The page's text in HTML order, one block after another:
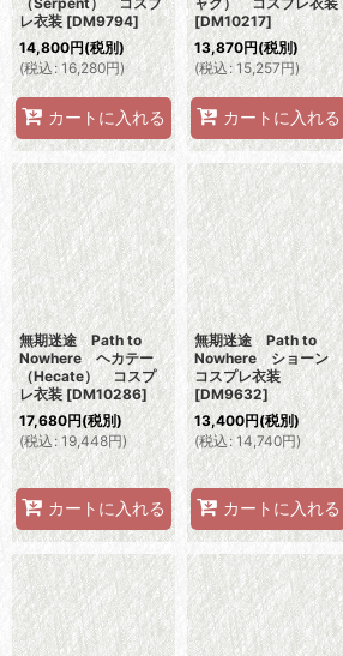
レ衣装 [DM9794]
14,800円(税別)
(税込: 16,280円)
カートに入れる
[DM10217]
13,870円(税別)
(税込: 15,257円)
カートに入れる
無期迷途 Path to
Nowhere ヘカテー
（Hecate） コスプ
レ衣装 [DM10286]
17,680円(税別)
(税込 : 19,448円)
カートに入れる
無期迷途 Path to
Nowhere ショーン
コスプレ衣装
[DM9632]
13,400円(税別)
(税込: 14,740円)
カートに入れる